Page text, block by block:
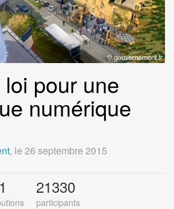
pour une
numérique
, le 26 septembre 2015
21330
participants